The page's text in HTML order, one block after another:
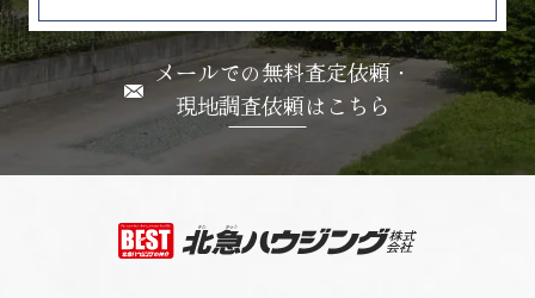
メールでの無料査定依頼・
現地調査依頼はこちら